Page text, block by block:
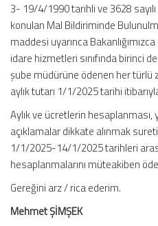
3- 19/4/1990 tarihli ve 3628
konulan Mal Bildiriminde
maddesi uyarınca
idare hizmetleri sınıfında birinci
şube müdürüne ödenen her
aylık tutarı 1/1/2025 tarihi
Aylık ve ücretlerin
açıklamalar dikkate alınmak
1/1/2025-14/1/2025 tarihleri
hesaplanmalarını müteakiben
Gereğini arz / rica ederim.
Mehmet ŞİMŞEK